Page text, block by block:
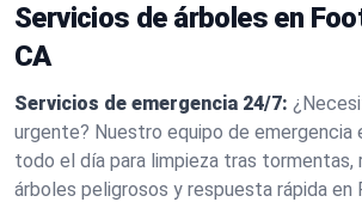
Servicios de árboles en
CA
Servicios de emergencia 24/7:
urgente? Nuestro equipo de emergencia
todo el día para limpieza tras tormentas,
árboles peligrosos y respuesta rápida en